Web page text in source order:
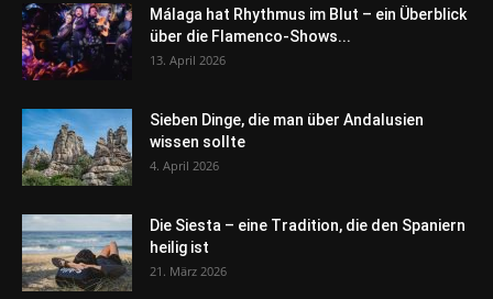
Málaga hat Rhythmus im Blut – ein Überblick
über die Flamenco-Shows...
13. April 2026
Sieben Dinge, die man über Andalusien
wissen sollte
4. April 2026
Die Siesta – eine Tradition, die den Spaniern
heilig ist
21. März 2026